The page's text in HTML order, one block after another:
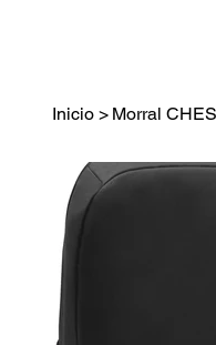
Inicio > Morral